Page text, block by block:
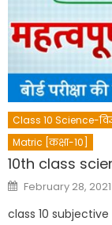
Class 10 Science-
Matric [कक्षा-10]
10th class
Posted
on
February 28, 2021
class 10